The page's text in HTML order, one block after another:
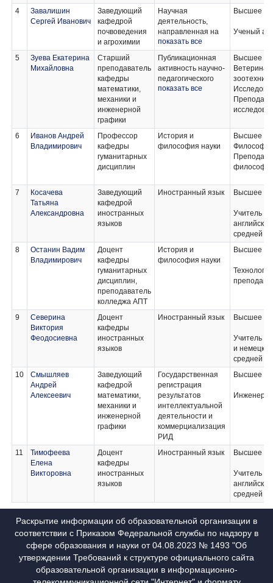
защита и карантин
растений;
Практика по
получению
профессиональных
умений и опыта
профессиональной
деятельности
(педагогическая);
соответствия
критериям,
установленным
научно-
4
Завалишин
Сергей Иванович
Заведующий
кафедрой
почвоведения
и агрохимии
Научная
деятельность,
направленная на
подготовку
диссертации на
соискание ученой
степени кандидата
наук к защите;
диссертации;
Агрохимия,
Практика по
получению
(педагогическая);
Оценка
установленным
Федеральным
политике"
показать все
Высшее
Ученый
5
Зуева Екатерина
Михайловна
Старший
преподаватель
кафедры
математики,
механики и
инженерной
графики
Публикационная
активность научно-
педагогического
работника: основы
наукометрические
системы и индексы
научного
Российской
источники
финансирования
науки в России
показать все
Высшее
зоотехния.
6
Иванов Андрей
Владимирович
Профессор
кафедры
гуманитарных
дисциплин
История и
философия науки
Высшее
Философ
7
Косачева
Татьяна
Александровна
Заведующий
кафедрой
иностранных
языков
Иностранный язык Высшее
Учитель
средней
8
Останин Вадим
Владимирович
Доцент
кафедры
гуманитарных
дисциплин,
преподаватель
колледжа АПТ
История и
философия науки
Высшее
Технолог -
9
Северина
Виктория
Феодосиевна
Доцент
кафедры
иностранных
языков
Иностранный язык Высшее
Учитель
и
средней
10
Смышляев
Андрей
Алексеевич
Заведующий
кафедрой
математики,
механики и
инженерной
графики
Государственная
регистрация
результатов
интеллектуальной
деятельности и
коммерциализация
РИД
Высшее
Инженер -
11
Тимофеева
Елена
Викторовна
Доцент
кафедры
иностранных
языков
Иностранный язык Высшее
Учитель
средней
Раскрытие информации об образовательной организации в
соответствии с Приказом Федеральной службы по надзору в
сфере образования и науки от 04.08.2023 № 1493 "Об
утверждении Требований к структуре официального сайта
образовательной организации в информационно-